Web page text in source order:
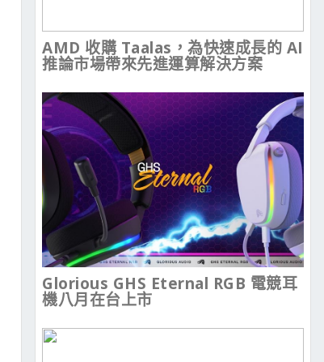
AMD 收購 Taalas，為快速成長的 AI
推論市場帶來先進運算解決方案
Glorious GHS Eternal RGB 電競耳
機八月在台上市